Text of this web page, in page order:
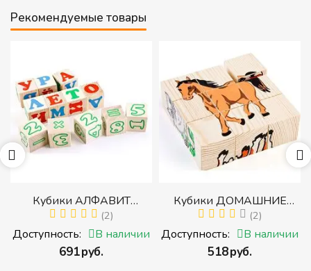
Рекомендуемые товары
Кубики АЛФАВИТ
РУССКИЙ С ЦИФРАМИ
(Томик) (Набор кубиков с
буквами, цифрами,
математическими знаками
(2)
Доступность: В наличии
‍691‍руб.
Кубики ДОМАШНИЕ
ЖИВОТНЫЕ (Томик)
(Набор кубиков
разрезных (складных))
(2)
Доступность: В наличии
‍518‍руб.